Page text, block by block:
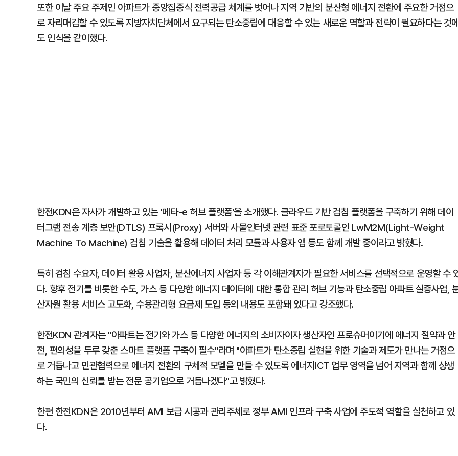
또한 이날 주요 주제인 아파트가 중앙집중식 전력공급 체계를 벗어나 지역 기반의 분산형 에너지 전환에 주요한 거점으
로 자리매김할 수 있도록 지방자치단체에서 요구되는 탄소중립에 대응할 수 있는 새로운 역할과 전략이 필요하다는 것
도 인식을 같이했다.
한전KDN은 자사가 개발하고 있는 '메타-e 허브 플랫폼'을 소개했다. 클라우드 기반 검침 플랫폼을 구축하기 위해 데이
터그램 전송 계층 보안(DTLS) 프록시(Proxy) 서버와 사물인터넷 관련 표준 포로토콜인 LwM2M(Light-Weight
Machine To Machine) 검침 기술을 활용해 데이터 처리 모듈과 사용자 앱 등도 함께 개발 중이라고 밝혔다.
특히 검침 수요자, 데이터 활용 사업자, 분산에너지 사업자 등 각 이해관계자가 필요한 서비스를 선택적으로 운영할 수
다. 향후 전기를 비롯한 수도, 가스 등 다양한 에너지 데이터에 대한 통합 관리 허브 기능과 탄소중립 아파트 실증사업,
산자원 활용 서비스 고도화, 수용관리형 요금제 도입 등의 내용도 포함돼 있다고 강조했다.
한전KDN 관계자는 "아파트는 전기와 가스 등 다양한 에너지의 소비자이자 생산자인 프로슈머이기에 에너지 절약과 안
전, 편의성을 두루 갖춘 스마트 플랫폼 구축이 필수"라며 "아파트가 탄소중립 실현을 위한 기술과 제도가 만나는 거점으
로 거듭나고 민관협력으로 에너지 전환의 구체적 모델을 만들 수 있도록 에너지ICT 업무 영역을 넘어 지역과 함께 상생
하는 국민의 신뢰를 받는 전문 공기업으로 거듭나겠다"고 밝혔다.
한편 한전KDN은 2010년부터 AMI 보급 시공과 관리주체로 정부 AMI 인프라 구축 사업에 주도적 역할을 실천하고 있
다.